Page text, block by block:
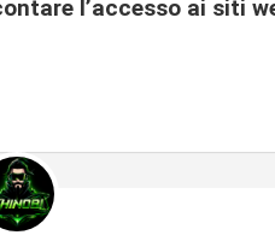
l’accesso ai siti